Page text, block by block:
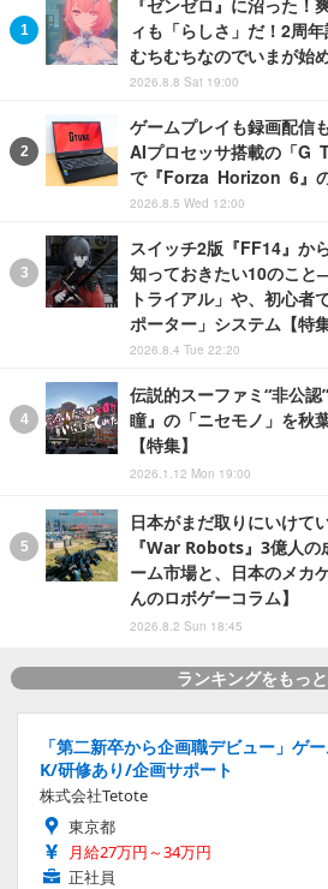
『ゼンゼロ』に沼った！
ィも「らしさ」だ！2周
むちむちなのでいまが始
2026.8.8 Sat 19:00
ゲームプレイも録画配
AIプロセッサ搭載の「G
で『Forza Horizon 6』
2026.8.5 Wed 12:00
スイッチ2版『FF14』か
知っておきたい10のこと
トライアル」や、初心者
ポーター」システム【特集
2026.8.4 Tue 22:20
伝説的スーファミ“非公
瞳』の「ニセモノ」を秋
【特集】
2026.1.12 Mon 19:00
日本がまだ取りにいけて
『War Robots』3億人
ーム市場と、日本のメカ
んのロボゲーコラム】
2026.8.2 Sun 18:45
ランキングをもっ
「第二新卒から企画職デビュー」ゲ
K/研修あり/企画サポート
株式会社Tetote
東京都
月給27万円～34万円
正社員